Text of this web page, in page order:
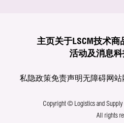
主页关于LSCM技术商
活动及消息
私隐政策免责声明无障碍网站
Copyright © Logistics and Supply
All rights